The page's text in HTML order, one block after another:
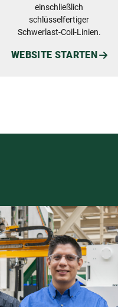
einschließlich
schlüsselfertiger
Schwerlast-Coil-Linien.
WEBSITE STARTEN